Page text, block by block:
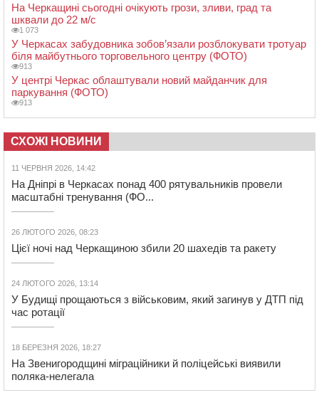
На Черкащині сьогодні очікують грози, зливи, град та
шквали до 22 м/с
1 073
У Черкасах забудовника зобов’язали розблокувати тротуар
біля майбутнього торговельного центру (ФОТО)
913
У центрі Черкас облаштували новий майданчик для
паркування (ФОТО)
913
СХОЖІ НОВИНИ
11 ЧЕРВНЯ 2026, 14:42
На Дніпрі в Черкасах понад 400 рятувальників провели
масштабні тренування (ФО...
26 ЛЮТОГО 2026, 08:23
Цієї ночі над Черкащиною збили 20 шахедів та ракету
24 ЛЮТОГО 2026, 13:14
У Будищі прощаються з військовим, який загинув у ДТП під
час ротації
18 БЕРЕЗНЯ 2026, 18:27
На Звенигородщині міграційники й поліцейські виявили
поляка-нелегала